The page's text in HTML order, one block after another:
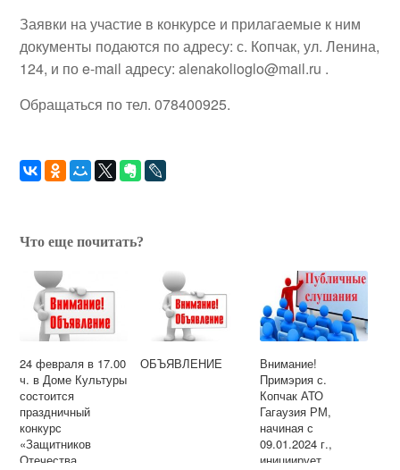
Заявки на участие в конкурсе и прилагаемые к ним
документы подаются по адресу: с. Копчак, ул. Ленина,
124, и по e-mail адресу: alenakolioglo@mail.ru .
Обращаться по тел. 078400925.
Что еще почитать?
24 февраля в 17.00
ч. в Доме Культуры
состоится
праздничный
конкурс
«Защитников
Отечества
ОБЪЯВЛЕНИЕ
Внимание!
Примэрия с.
Копчак АТО
Гагаузия РМ,
начиная с
09.01.2024 г.,
инициирует